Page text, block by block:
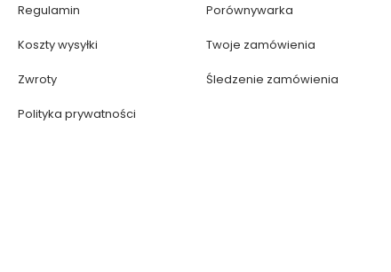
Regulamin
Koszty wysyłki
Zwroty
Polityka prywatności
Porównywarka
Twoje zamówienia
Śledzenie zamówienia